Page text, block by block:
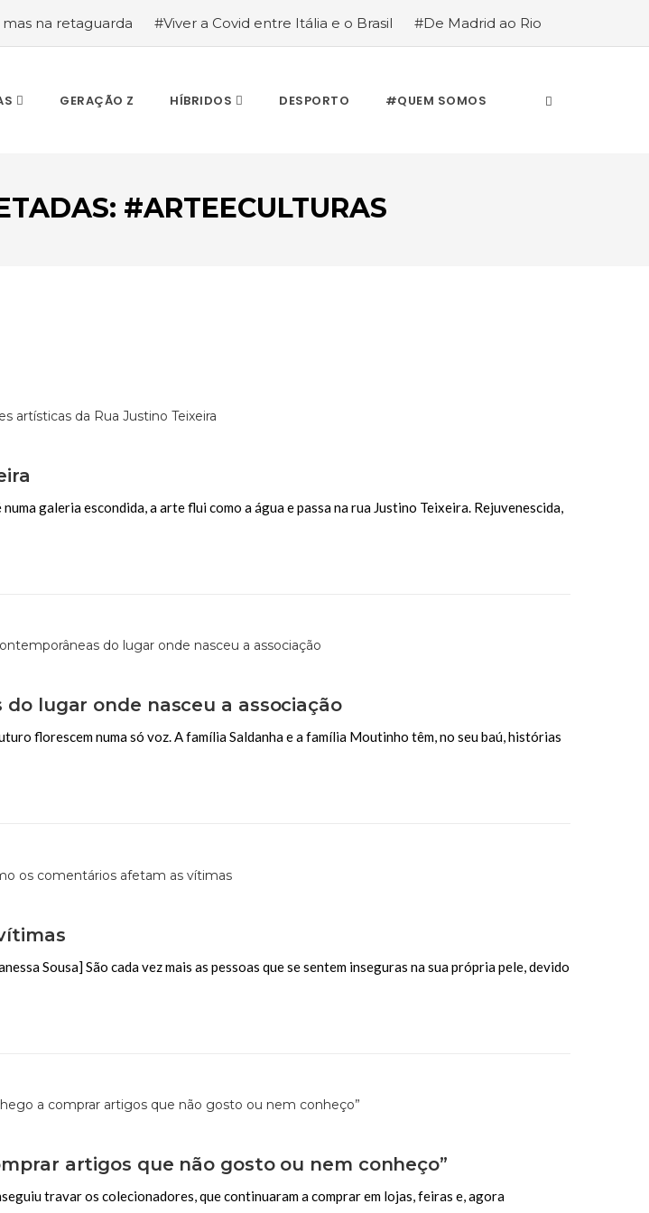
na retaguarda #Viver a Covid entre Itália e o Brasil
#De Madrid ao Rio
GERAÇÃO Z HÍBRIDOS DESPORTO #QUEM SOMOS
#ARTEECULTURAS
galeria escondida, a arte flui como a água e passa na rua Justino Teixeira. Rejuvenescida,
lugar onde nasceu a associação
florescem numa só voz. A família Saldanha e a família Moutinho têm, no seu baú, histórias
Sousa] São cada vez mais as pessoas que se sentem inseguras na sua própria pele, devido
artigos que não gosto ou nem conheço”
travar os colecionadores, que continuaram a comprar em lojas, feiras e, agora